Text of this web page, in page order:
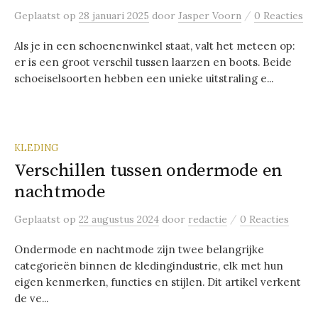
Geplaatst op 28 januari 2025 door Jasper Voorn / 0 Reacties
Als je in een schoenenwinkel staat, valt het meteen op:
er is een groot verschil tussen laarzen en boots. Beide
schoeiselsoorten hebben een unieke uitstraling e...
KLEDING
Verschillen tussen ondermode en
nachtmode
Geplaatst op 22 augustus 2024 door redactie / 0 Reacties
Ondermode en nachtmode zijn twee belangrijke
categorieën binnen de kledingindustrie, elk met hun
eigen kenmerken, functies en stijlen. Dit artikel verkent
de ve...